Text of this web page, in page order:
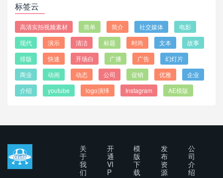
标签云
高清实拍视频素材 简单 简介 社交媒体
电影
现代
演示 清洁 标题 时尚 文本
故事
排版
快速 开场白 广播 广告
幻灯片
商业
动画 动态 公司 促销 优雅
企业
介绍
youtube logo演绎 Instagram AE模版
关
于
我
们
开
通
VI
P
模
版
下
载
发
布
资
源
公
司
介
绍